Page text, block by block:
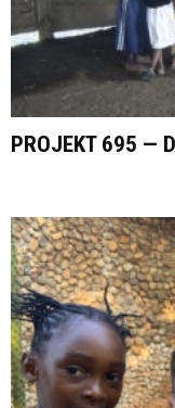
PROJEKT 695 —